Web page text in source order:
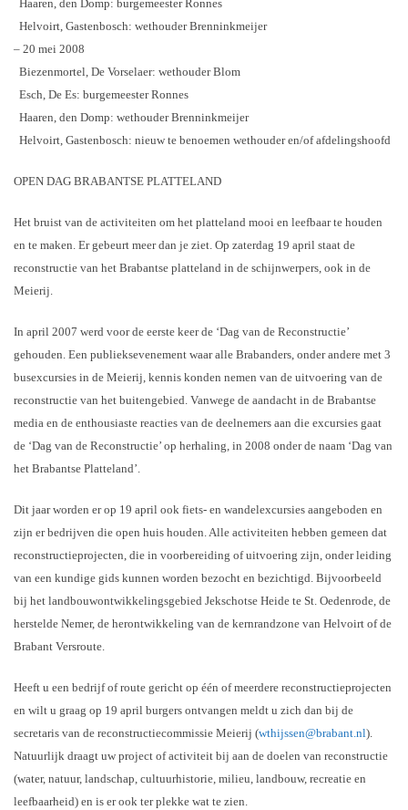
Haaren, den Domp: burgemeester Ronnes
Helvoirt, Gastenbosch: wethouder Brenninkmeijer
– 20 mei 2008
Biezenmortel, De Vorselaer: wethouder Blom
Esch, De Es: burgemeester Ronnes
Haaren, den Domp: wethouder Brenninkmeijer
Helvoirt, Gastenbosch: nieuw te benoemen wethouder en/of afdelingshoofd
OPEN DAG BRABANTSE PLATTELAND
Het bruist van de activiteiten om het platteland mooi en leefbaar te houden
en te maken. Er gebeurt meer dan je ziet. Op zaterdag 19 april staat de
reconstructie van het Brabantse platteland in de schijnwerpers, ook in de
Meierij.
In april 2007 werd voor de eerste keer de ‘Dag van de Reconstructie’
gehouden. Een publieksevenement waar alle Brabanders, onder andere met 3
busexcursies in de Meierij, kennis konden nemen van de uitvoering van de
reconstructie van het buitengebied. Vanwege de aandacht in de Brabantse
media en de enthousiaste reacties van de deelnemers aan die excursies gaat
de ‘Dag van de Reconstructie’ op herhaling, in 2008 onder de naam ‘Dag van
het Brabantse Platteland’.
Dit jaar worden er op 19 april ook fiets- en wandelexcursies aangeboden en
zijn er bedrijven die open huis houden. Alle activiteiten hebben gemeen dat
reconstructieprojecten, die in voorbereiding of uitvoering zijn, onder leiding
van een kundige gids kunnen worden bezocht en bezichtigd. Bijvoorbeeld
bij het landbouwontwikkelingsgebied Jekschotse Heide te St. Oedenrode, de
herstelde Nemer, de herontwikkeling van de kernrandzone van Helvoirt of de
Brabant Versroute.
Heeft u een bedrijf of route gericht op één of meerdere reconstructieprojecten
en wilt u graag op 19 april burgers ontvangen meldt u zich dan bij de
secretaris van de reconstructiecommissie Meierij (wthijssen@brabant.nl).
Natuurlijk draagt uw project of activiteit bij aan de doelen van reconstructie
(water, natuur, landschap, cultuurhistorie, milieu, landbouw, recreatie en
leefbaarheid) en is er ook ter plekke wat te zien.